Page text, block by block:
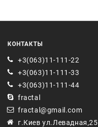
КОНТАКТЫ
+3(063)11-111-22
+3(063)11-111-33
+3(063)11-111-44
fractal
fractal@gmail.com
г.Киев ул.Левадная,25